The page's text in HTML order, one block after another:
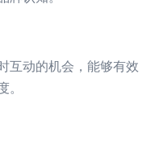
互动的机会，能够有效
。